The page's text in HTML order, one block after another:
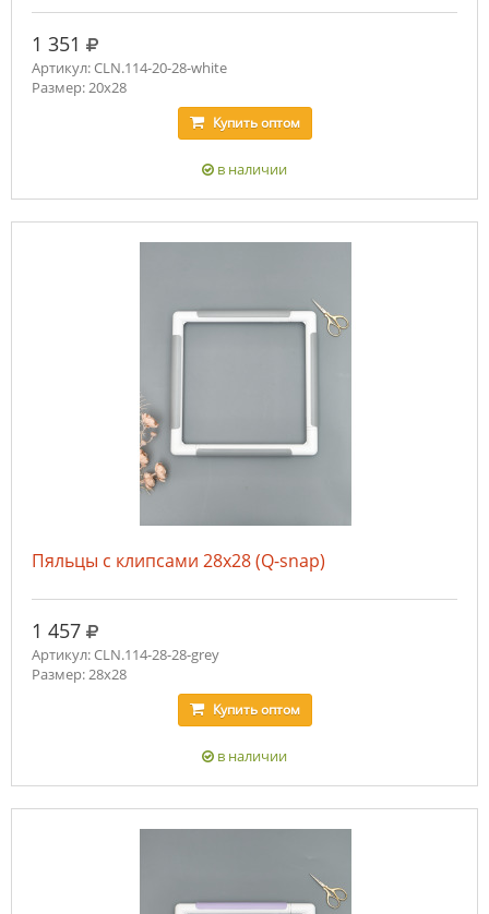
1 351 руб.
Артикул: CLN.114-20-28-white
Размер: 20х28
Купитьоптом
в наличии
Пяльцы с клипсами 28х28 (Q-snap)
1 457 руб.
Артикул: CLN.114-28-28-grey
Размер: 28х28
Купитьоптом
в наличии